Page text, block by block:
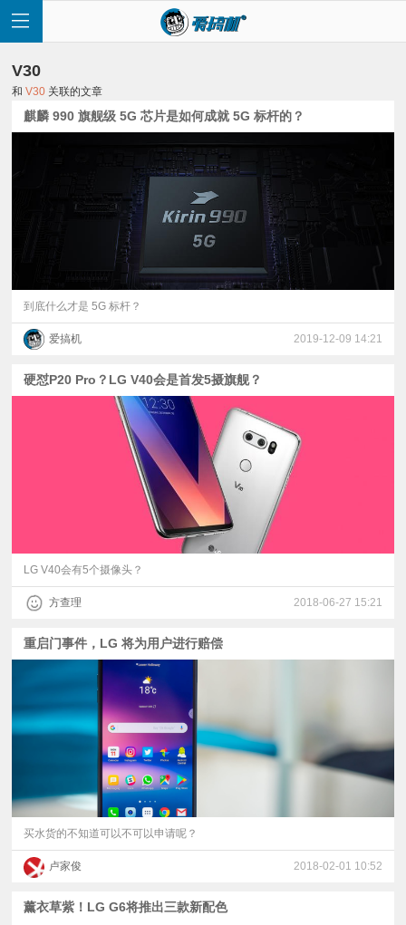
讯
评
测
普
验
V30
和V30 关联的文章
麒麟 990 旗舰级 5G 芯片是如何成就 5G 标杆的？
到底什么才是 5G 标杆？
爱搞机 2019-12-09 14:21
硬怼P20 Pro？LG V40会是首发5摄旗舰？
LG V40会有5个摄像头？
方查理 2018-06-27 15:21
重启门事件，LG 将为用户进行赔偿
买水货的不知道可以不可以申请呢？
卢家俊 2018-02-01 10:52
薰衣草紫！LG G6将推出三款新配色